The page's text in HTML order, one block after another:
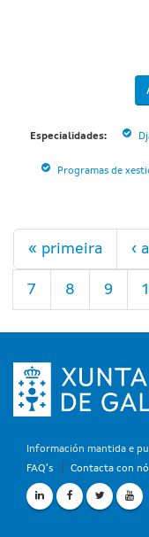
Especialidades:
Programas de
Páxinas
« primeira ‹
7 8 9
Información mantida e
FAQ's
Contacta con